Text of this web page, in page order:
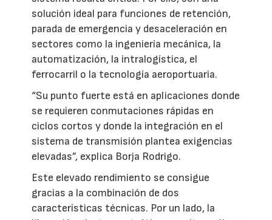
solución ideal para funciones de retención,
parada de emergencia y desaceleración en
sectores como la ingeniería mecánica, la
automatización, la intralogística, el
ferrocarril o la tecnología aeroportuaria.
“Su punto fuerte está en aplicaciones donde
se requieren conmutaciones rápidas en
ciclos cortos y donde la integración en el
sistema de transmisión plantea exigencias
elevadas”, explica Borja Rodrigo.
Este elevado rendimiento se consigue
gracias a la combinación de dos
características técnicas. Por un lado, la